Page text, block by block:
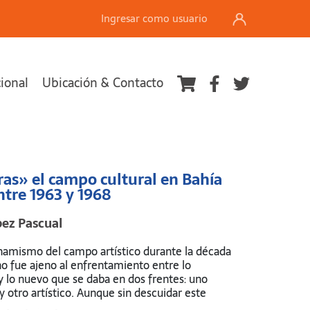
Ingresar como usuario
Ubicación & Contacto
el campo cultural en Bahía
1963 y 1968
Pascual
del campo artístico durante la década
fue ajeno al enfrentamiento entre lo
lo nuevo que se daba en dos frentes: uno
otro artístico. Aunque sin descuidar este